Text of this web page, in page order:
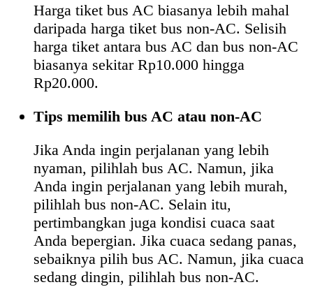
Harga tiket bus AC biasanya lebih mahal
daripada harga tiket bus non-AC. Selisih
harga tiket antara bus AC dan bus non-AC
biasanya sekitar Rp10.000 hingga
Rp20.000.
Tips memilih bus AC atau non-AC
Jika Anda ingin perjalanan yang lebih
nyaman, pilihlah bus AC. Namun, jika
Anda ingin perjalanan yang lebih murah,
pilihlah bus non-AC. Selain itu,
pertimbangkan juga kondisi cuaca saat
Anda bepergian. Jika cuaca sedang panas,
sebaiknya pilih bus AC. Namun, jika cuaca
sedang dingin, pilihlah bus non-AC.